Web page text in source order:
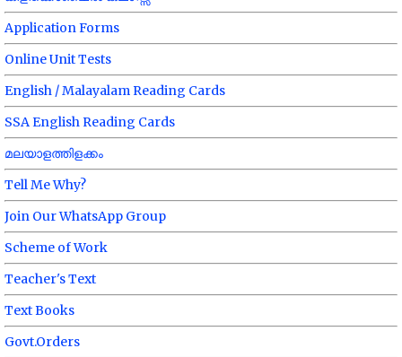
Application Forms
Online Unit Tests
English / Malayalam Reading Cards
SSA English Reading Cards
മലയാളത്തിളക്കം
Tell Me Why?
Join Our WhatsApp Group
Scheme of Work
Teacher's Text
Text Books
Govt.Orders